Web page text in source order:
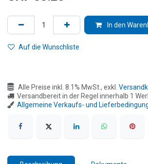
In den
Auf die Wunschliste
Alle Preise inkl. 8.1% MwSt., exkl.
Versandbereit in der Regel innerhalb 1
Allgemeine Verkaufs- und